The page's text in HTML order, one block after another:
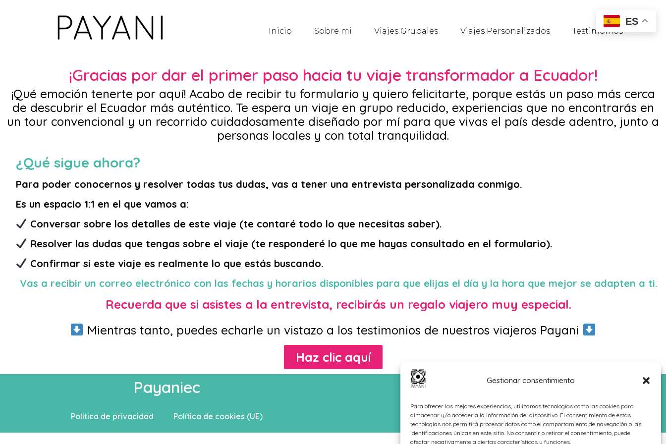
Gestionar consentimiento
Para ofrecer las mejores experiencias, utilizamos tecnologías como las cookies para
almacenar y/o acceder a la información del dispositivo. El consentimiento de estas
tecnologías nos permitirá procesar datos como el comportamiento de navegación o las
identificaciones únicas en este sitio. No consentir o retirar el consentimiento, puede
afectar negativamente a ciertas características y funciones.
Inicio Sobre mi Viajes Grupales Viajes Personalizados Testimonios
¡Gracias por dar el primer paso hacia tu viaje transformador a Ecuador!
¡Qué emoción tenerte por aquí! Acabo de recibir tu formulario y quiero felicitarte, porque estás un paso más cerca
de descubrir el Ecuador más auténtico. Te espera un viaje en grupo reducido, experiencias que no encontrarás en
un tour convencional y un recorrido cuidadosamente diseñado por mí para que vivas el país desde adentro, junto a
personas locales y con total tranquilidad.
¿Qué sigue ahora?
Para poder conocernos y resolver todas tus dudas, vas a tener una entrevista personalizada conmigo.
Es un espacio 1:1 en el que vamos a:
Conversar sobre los detalles de este viaje (te contaré todo lo que necesitas saber).
Resolver las dudas que tengas sobre el viaje (te responderé lo que me hayas consultado en el formulario).
Confirmar si este viaje es realmente lo que estás buscando.
Vas a recibir un correo electrónico con las fechas y horarios disponibles para que elijas el día y la hora que mejor se adapten a ti.
Recuerda que si asistes a la entrevista, recibirás un regalo viajero muy especial.
Mientras tanto, puedes echarle un vistazo a los testimonios de nuestros viajeros Payani
Haz clic aquí
Payaniec
Política de privacidad Política de cookies (UE)
ES